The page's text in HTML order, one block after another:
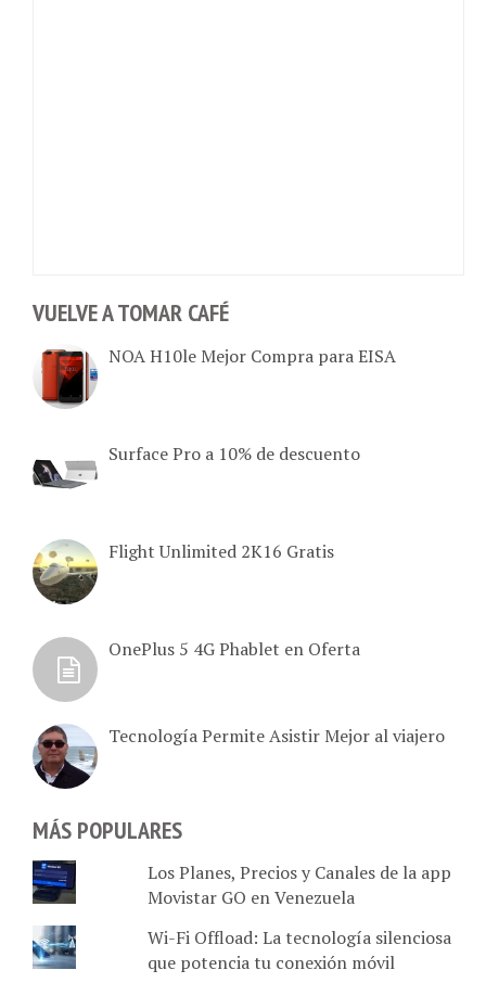
VUELVE A TOMAR CAFÉ
NOA H10le Mejor Compra para EISA
Surface Pro a 10% de descuento
Flight Unlimited 2K16 Gratis
OnePlus 5 4G Phablet en Oferta
Tecnología Permite Asistir Mejor al viajero
MÁS POPULARES
Los Planes, Precios y Canales de la app
Movistar GO en Venezuela
Wi-Fi Offload: La tecnología silenciosa
que potencia tu conexión móvil